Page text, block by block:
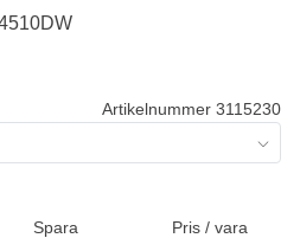
Artikelnummer 3115230
Spara Pris / vara